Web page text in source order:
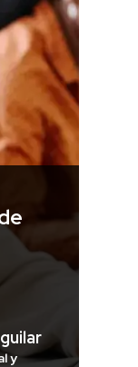
y